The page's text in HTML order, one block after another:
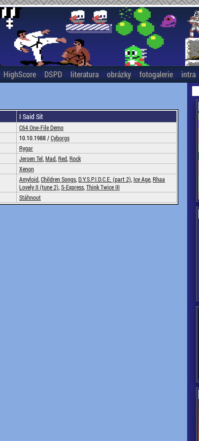
HighScore DSPD literatura obrázky fotogalerie intra
I Said Sit
C64 One-File Demo
10.10.1988 /Cyborgs
Rygar
Jeroen Tel Mad Red Rock
Xenon
Amyloid Children Songs D.Y.S.P.I.D.C.E. (part 2) Ice Age Rhaa
Lovely II (tune 2) S-Express Think Twice III
Stáhnout